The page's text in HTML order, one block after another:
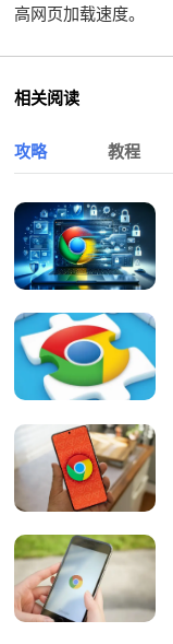
高网页加载速度。
相关阅读
攻略 教程